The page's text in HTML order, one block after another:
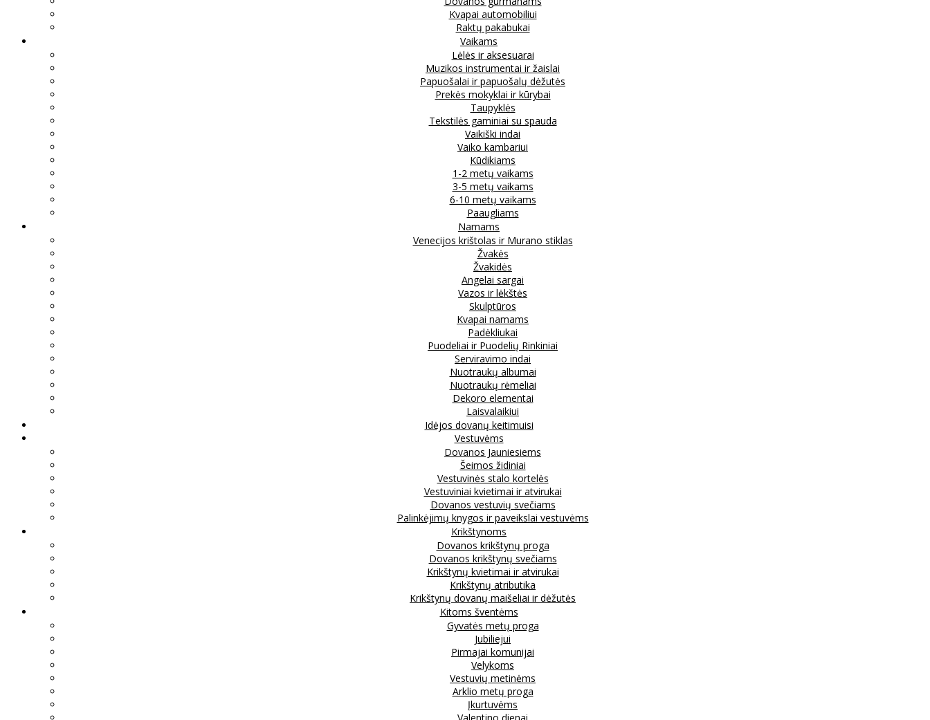
Kvapai automobiliui
Raktų pakabukai
Vaikams
Lėlės ir aksesuarai
Muzikos instrumentai ir žaislai
Papuošalai ir papuošalų dėžutės
Prekės mokyklai ir kūrybai
Taupyklės
Tekstilės gaminiai su spauda
Vaikiški indai
Vaiko kambariui
Kūdikiams
1-2 metų vaikams
3-5 metų vaikams
6-10 metų vaikams
Paaugliams
Namams
Venecijos krištolas ir Murano stiklas
Žvakės
Žvakidės
Angelai sargai
Vazos ir lėkštės
Skulptūros
Kvapai namams
Padėkliukai
Puodeliai ir Puodelių Rinkiniai
Serviravimo indai
Nuotraukų albumai
Nuotraukų rėmeliai
Dekoro elementai
Laisvalaikiui
Idėjos dovanų keitimuisi
Vestuvėms
Dovanos Jauniesiems
Šeimos židiniai
Vestuvinės stalo kortelės
Vestuviniai kvietimai ir atvirukai
Dovanos vestuvių svečiams
Palinkėjimų knygos ir paveikslai vestuvėms
Krikštynoms
Dovanos krikštynų proga
Dovanos krikštynų svečiams
Krikštynų kvietimai ir atvirukai
Krikštynų atributika
Krikštynų dovanų maišeliai ir dėžutės
Kitoms šventėms
Gyvatės metų proga
Jubiliejui
Pirmajai komunijai
Velykoms
Vestuvių metinėms
Arklio metų proga
Įkurtuvėms
Valentino dienai